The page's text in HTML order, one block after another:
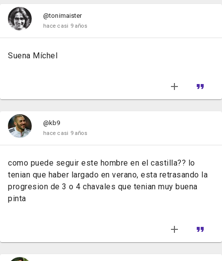
@tonimaister
hace casi 9 años
Suena Míchel
@kb9
hace casi 9 años
como puede seguir este hombre en el castilla?? lo
tenian que haber largado en verano, esta retrasando la
progresion de 3 o 4 chavales que tenian muy buena
pinta